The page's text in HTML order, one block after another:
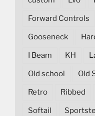
Forward Controls
Gooseneck
I Beam KH
Old school Old
Retro Ribbed
Softail